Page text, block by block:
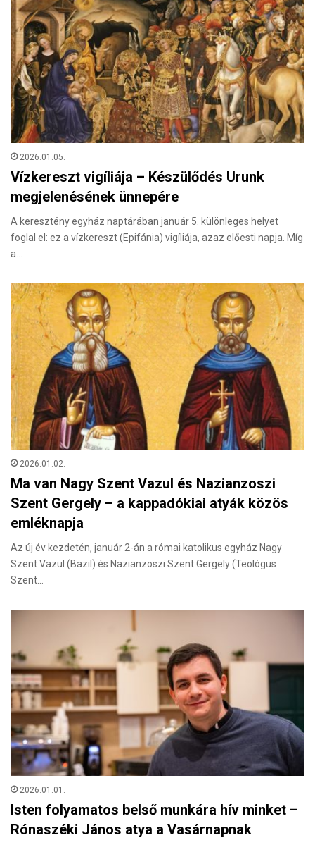
2026.01.05.
Vízkereszt vigíliája – Készülődés Urunk
megjelenésének ünnepére
A keresztény egyház naptárában január 5. különleges helyet
foglal el: ez a vízkereszt (Epifánia) vigíliája, azaz előesti napja. Míg
a…
2026.01.02.
Ma van Nagy Szent Vazul és Nazianzoszi
Szent Gergely – a kappadókiai atyák közös
emléknapja
Az új év kezdetén, január 2-án a római katolikus egyház Nagy
Szent Vazul (Bazil) és Nazianzoszi Szent Gergely (Teológus
Szent…
2026.01.01.
Isten folyamatos belső munkára hív minket –
Rónaszéki János atya a Vasárnapnak